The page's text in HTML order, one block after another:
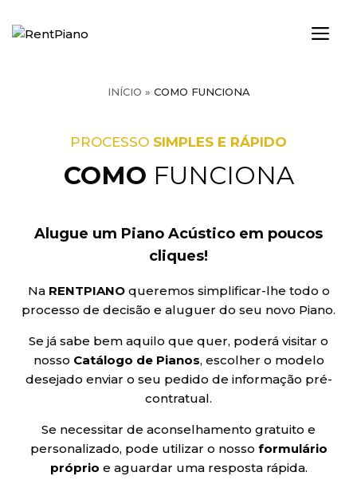
para
INÍCIO » COMO FUNCIONA
PROCESSO SIMPLES E RÁPIDO
COMO FUNCIONA
Alugue um Piano Acústico em poucos
cliques!
Na RENTPIANOqueremos simplificar-lhe todo o
processo de decisão e aluguer do seu novo Piano.
Se já sabe bem aquilo que quer, poderá visitar o
nosso Catálogo de Pianos, escolher o modelo
desejado enviar o seu pedido de informação pré-
contratual.
Se necessitar de aconselhamento gratuito e
personalizado, pode utilizar o nosso formulário
próprio e aguardar uma resposta rápida.